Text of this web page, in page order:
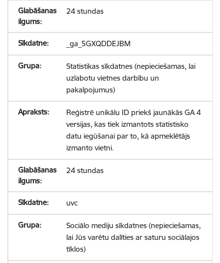
24 stundas
_ga_5GXQDDEJBM
Statistikas sīkdatnes (nepieciešamas, lai
uzlabotu vietnes darbību un
pakalpojumus)
Reģistrē unikālu ID priekš jaunākās GA 4
versijas, kas tiek izmantots statistisko
datu iegūšanai par to, kā apmeklētājs
izmanto vietni.
24 stundas
uvc
Sociālo mediju sīkdatnes (nepieciešamas,
lai Jūs varētu dalīties ar saturu sociālajos
tīklos)